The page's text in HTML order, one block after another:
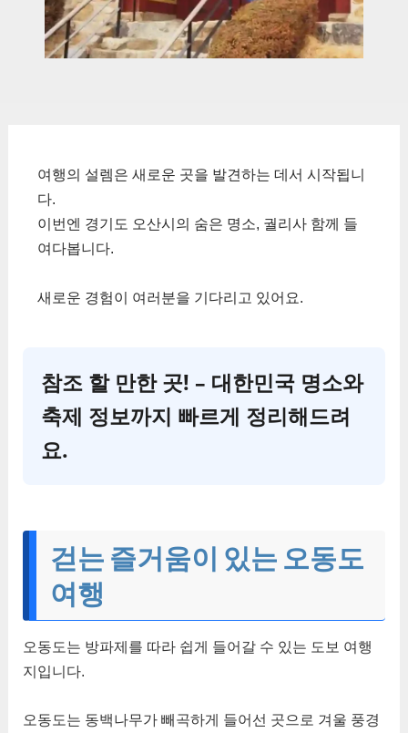
여행의 설렘은 새로운 곳을 발견하는 데서 시작됩니
다.
이번엔 경기도 오산시의 숨은 명소, 궐리사 함께 들
여다봅니다.
새로운 경험이 여러분을 기다리고 있어요.
참조 할 만한 곳! – 대한민국 명소와
축제 정보까지 빠르게 정리해드려
요.
걷는 즐거움이 있는 오동도
여행
오동도는 방파제를 따라 쉽게 들어갈 수 있는 도보 여행
지입니다.
오동도는 동백나무가 빼곡하게 들어선 곳으로 겨울 풍경